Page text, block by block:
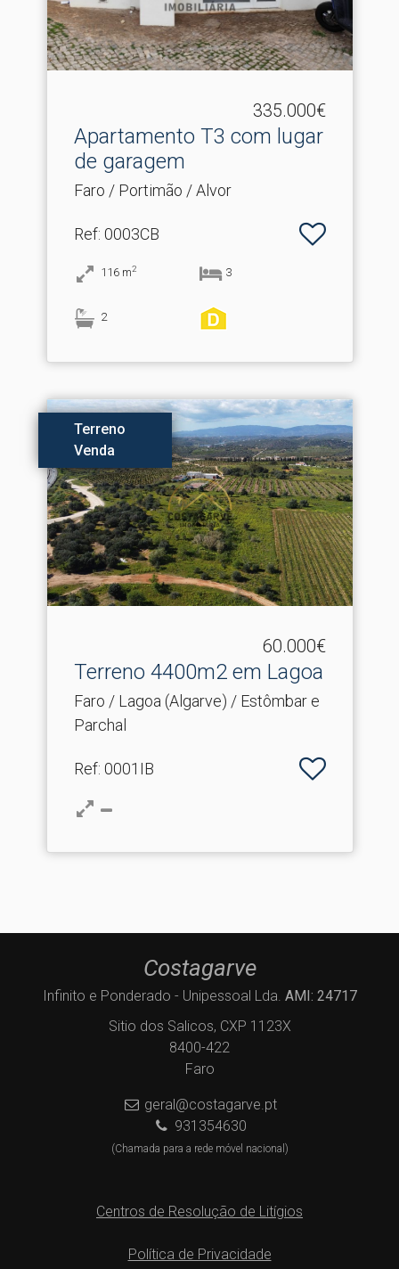
335.000€
Apartamento T3 com lugar
de garagem
Faro / Portimão / Alvor
Ref: 0003CB
116 m2 3
2
Terreno
Venda
60.000€
Terreno 4400m2 em Lagoa
Faro / Lagoa (Algarve) / Estômbar e
Parchal
Ref: 0001IB
Costagarve
Infinito e Ponderado - Unipessoal Lda. AMI: 24717
Sitio dos Salicos, CXP 1123X
8400-422
Faro
geral@costagarve.pt
931354630
(Chamada para a rede móvel nacional)
Centros de Resolução de Litígios
Política de Privacidade